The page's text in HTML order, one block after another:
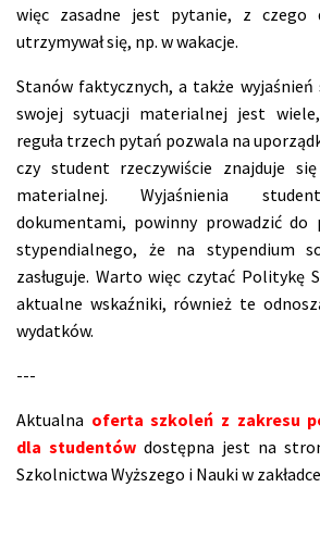
więc zasadne jest pytanie, z czego
utrzymywał się, np. w wakacje.
Stanów faktycznych, a także
swojej sytuacji materialnej jest
reguła trzech pytań pozwala na
czy student rzeczywiście znajduje
materialnej. Wyjaśnienia
dokumentami, powinny prowadzić do
stypendialnego, że na stypendium
zasługuje. Warto więc czytać Politykę
aktualne wskaźniki, również te
wydatków.
---
Aktualna oferta szkoleń z zakresu
dla studentów dostępna jest na
Szkolnictwa Wyższego i Nauki w